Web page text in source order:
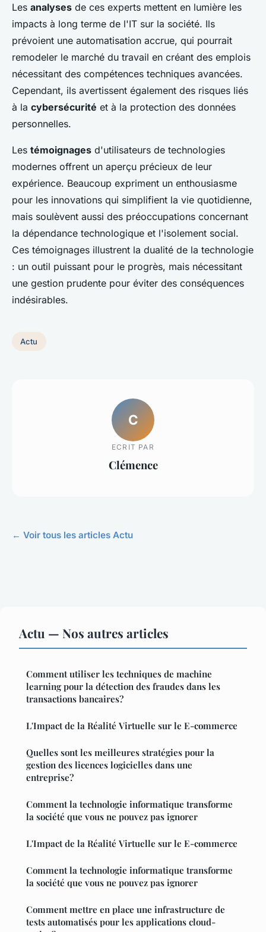
Les analyses de ces experts mettent en lumière les
impacts à long terme de l'IT sur la société. Ils
prévoient une automatisation accrue, qui pourrait
remodeler le marché du travail en créant des emplois
nécessitant des compétences techniques avancées.
Cependant, ils avertissent également des risques liés
à la cybersécurité et à la protection des données
personnelles.
Les témoignages d'utilisateurs de technologies
modernes offrent un aperçu précieux de leur
expérience. Beaucoup expriment un enthousiasme
pour les innovations qui simplifient la vie quotidienne,
mais soulèvent aussi des préoccupations concernant
la dépendance technologique et l'isolement social.
Ces témoignages illustrent la dualité de la technologie
: un outil puissant pour le progrès, mais nécessitant
une gestion prudente pour éviter des conséquences
indésirables.
Actu
C
ECRIT PAR
Clémence
← Voir tous les articles Actu
Actu — Nos autres articles
Comment utiliser les techniques de machine
learning pour la détection des fraudes dans les
transactions bancaires?
L'Impact de la Réalité Virtuelle sur le E-commerce
Quelles sont les meilleures stratégies pour la
gestion des licences logicielles dans une
entreprise?
Comment la technologie informatique transforme
la société que vous ne pouvez pas ignorer
L'Impact de la Réalité Virtuelle sur le E-commerce
Comment la technologie informatique transforme
la société que vous ne pouvez pas ignorer
Comment mettre en place une infrastructure de
tests automatisés pour les applications cloud-